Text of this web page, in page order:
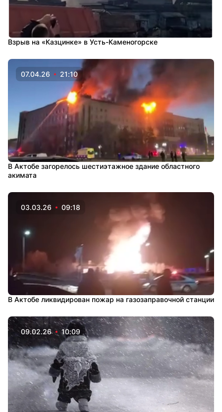
Взрыв на «Казцинке» в Усть-Каменогорске
07.04.26 21:10
В Актобе загорелось шестиэтажное здание областного
акимата
03.03.26 09:18
В Актобе ликвидирован пожар на газозаправочной станции
09.02.26 10:09